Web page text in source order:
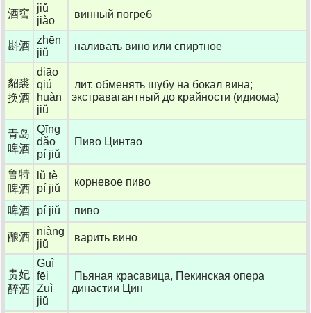
酒窖
jiǔ
jiào
винный погреб
斟酒 zhēn
jiǔ
наливать вино или спиртное
貂裘
换酒
diāo
qiú
huàn
jiǔ
лит. обменять шубу на бокал вина;
экстравагантный до крайности (идиома)
青岛
啤酒
Qīng
dǎo
pí jiǔ
Пиво Цинтао
鲁特
啤酒
lǔ tè
pí jiǔ
корневое пиво
啤酒 pí jiǔ пиво
酿酒
niàng
jiǔ
варить вино
贵妃
醉酒
Guì
fēi
Zuì
jiǔ
Пьяная красавица, Пекинская опера
династии Цин